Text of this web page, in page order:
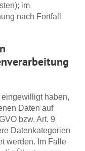
im
nach Fortfall
haben,
Daten auf
bzw. Art. 9
Datenkategorien
werden. Im Falle